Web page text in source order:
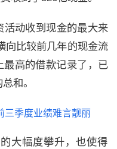
活动收到现金的最大来
向比较前几年的现金流
高的借款记录了，已
和。
大幅度攀升，也使得